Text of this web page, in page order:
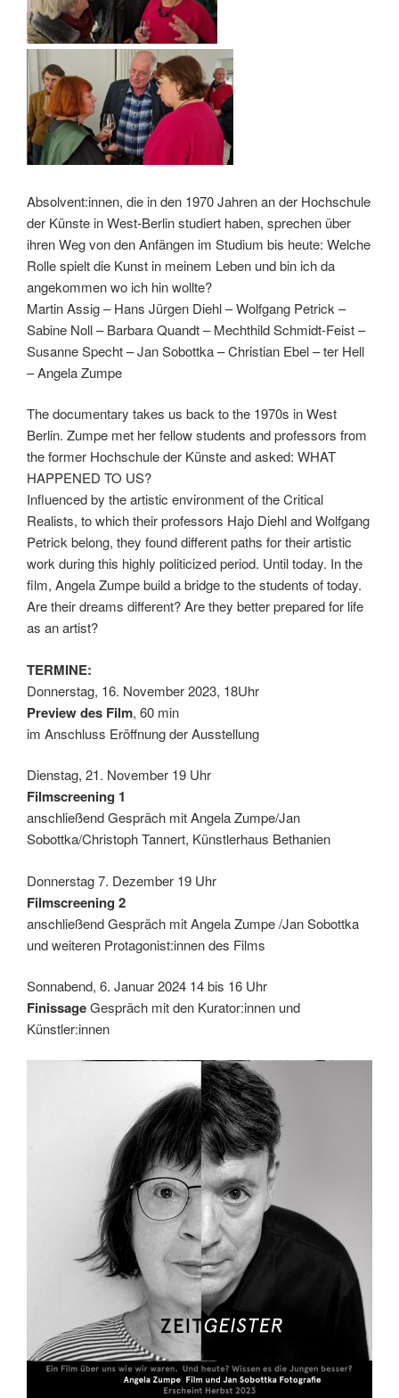
Absolvent:innen, die in den 1970 Jahren an der Hochschule
der Künste in West-Berlin studiert haben, sprechen über
ihren Weg von den Anfängen im Studium bis heute: Welche
Rolle spielt die Kunst in meinem Leben und bin ich da
angekommen wo ich hin wollte?
Martin Assig – Hans Jürgen Diehl – Wolfgang Petrick –
Sabine Noll – Barbara Quandt – Mechthild Schmidt-Feist –
Susanne Specht – Jan Sobottka – Christian Ebel – ter Hell
– Angela Zumpe
The documentary takes us back to the 1970s in West
Berlin. Zumpe met her fellow students and professors from
the former Hochschule der Künste and asked: WHAT
HAPPENED TO US?
Influenced by the artistic environment of the Critical
Realists, to which their professors Hajo Diehl and Wolfgang
Petrick belong, they found different paths for their artistic
work during this highly politicized period. Until today. In the
film, Angela Zumpe build a bridge to the students of today.
Are their dreams different? Are they better prepared for life
as an artist?
TERMINE:
Donnerstag, 16. November 2023, 18Uhr
Preview des Film, 60 min
im Anschluss Eröffnung der Ausstellung
Dienstag, 21. November 19 Uhr
Filmscreening 1
anschließend Gespräch mit Angela Zumpe/Jan
Sobottka/Christoph Tannert, Künstlerhaus Bethanien
Donnerstag 7. Dezember 19 Uhr
Filmscreening 2
anschließend Gespräch mit Angela Zumpe /Jan Sobottka
und weiteren Protagonist:innen des Films
Sonnabend, 6. Januar 2024 14 bis 16 Uhr
FinissageGespräch mit den Kurator:innen und
Künstler:innen